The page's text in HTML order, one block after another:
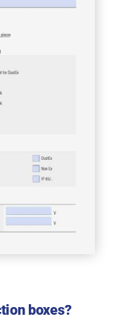
boxes?